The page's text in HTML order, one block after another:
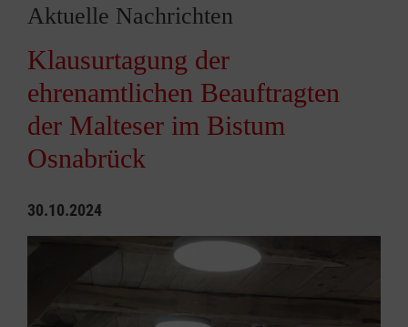
Aktuelle Nachrichten
Klausurtagung der
ehrenamtlichen Beauftragten
der Malteser im Bistum
Osnabrück
30.10.2024